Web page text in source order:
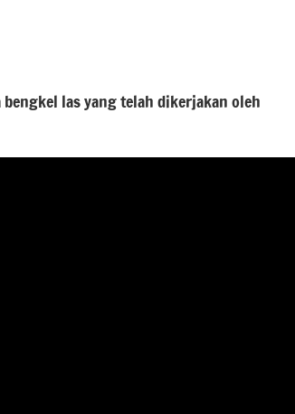
las yang telah dikerjakan oleh